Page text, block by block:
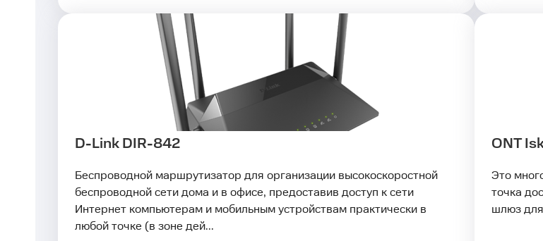
D-Link DIR-842
Беспроводной маршрутизатор для организации высокоскоростной
беспроводной сети дома и в офисе, предоставив доступ к сети
Интернет компьютерам и мобильным устройствам практически в
любой точке (в зоне дей...
ONT
Это
точка
шлюз